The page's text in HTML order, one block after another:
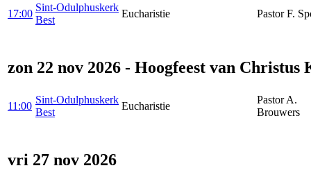
17:00
Sint-Odulphuskerk
Best
Eucharistie Pastor F.
zon 22 nov 2026 - Hoogfeest van Christus
11:00
Sint-Odulphuskerk
Best
Eucharistie
Pastor A.
Brouwers
vri 27 nov 2026